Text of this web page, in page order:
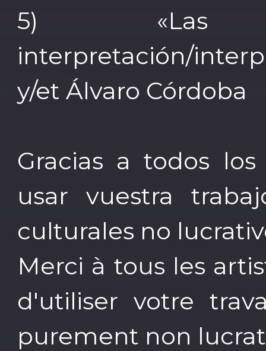
5) «Las
interpretación/
y/et Álvaro Córdoba
Gracias a todos
usar vuestra
culturales no
Merci à tous les
d'utiliser votre
purement non